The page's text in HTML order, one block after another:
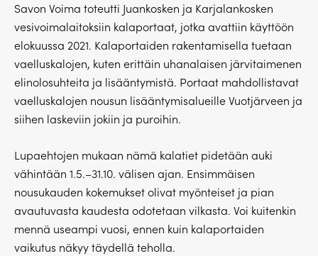
Savon Voima toteutti Juankosken ja Karjalankosken
vesivoimalaitoksiin kalaportaat, jotka avattiin käyttöön
elokuussa 2021. Kalaportaiden rakentamisella tuetaan
vaelluskalojen, kuten erittäin uhanalaisen järvitaimenen
elinolosuhteita ja lisääntymistä. Portaat mahdollistavat
vaelluskalojen nousun lisääntymisalueille Vuotjärveen ja
siihen laskeviin jokiin ja puroihin.
Lupaehtojen mukaan nämä kalatiet pidetään auki
vähintään 1.5.–31.10. välisen ajan. Ensimmäisen
nousukauden kokemukset olivat myönteiset ja pian
avautuvasta kaudesta odotetaan vilkasta. Voi kuitenkin
mennä useampi vuosi, ennen kuin kalaportaiden
vaikutus näkyy täydellä teholla.